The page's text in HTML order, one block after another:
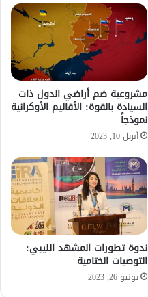
مشروعية ضم أراضي الدول ذات
السيادة بالقوة: الأقاليم الأوكرانية
نموذجاً
أبريل 10, 2023
ندوة تطورات المشهد الليبي:
التوصيات الختامية
يونيو 26, 2023